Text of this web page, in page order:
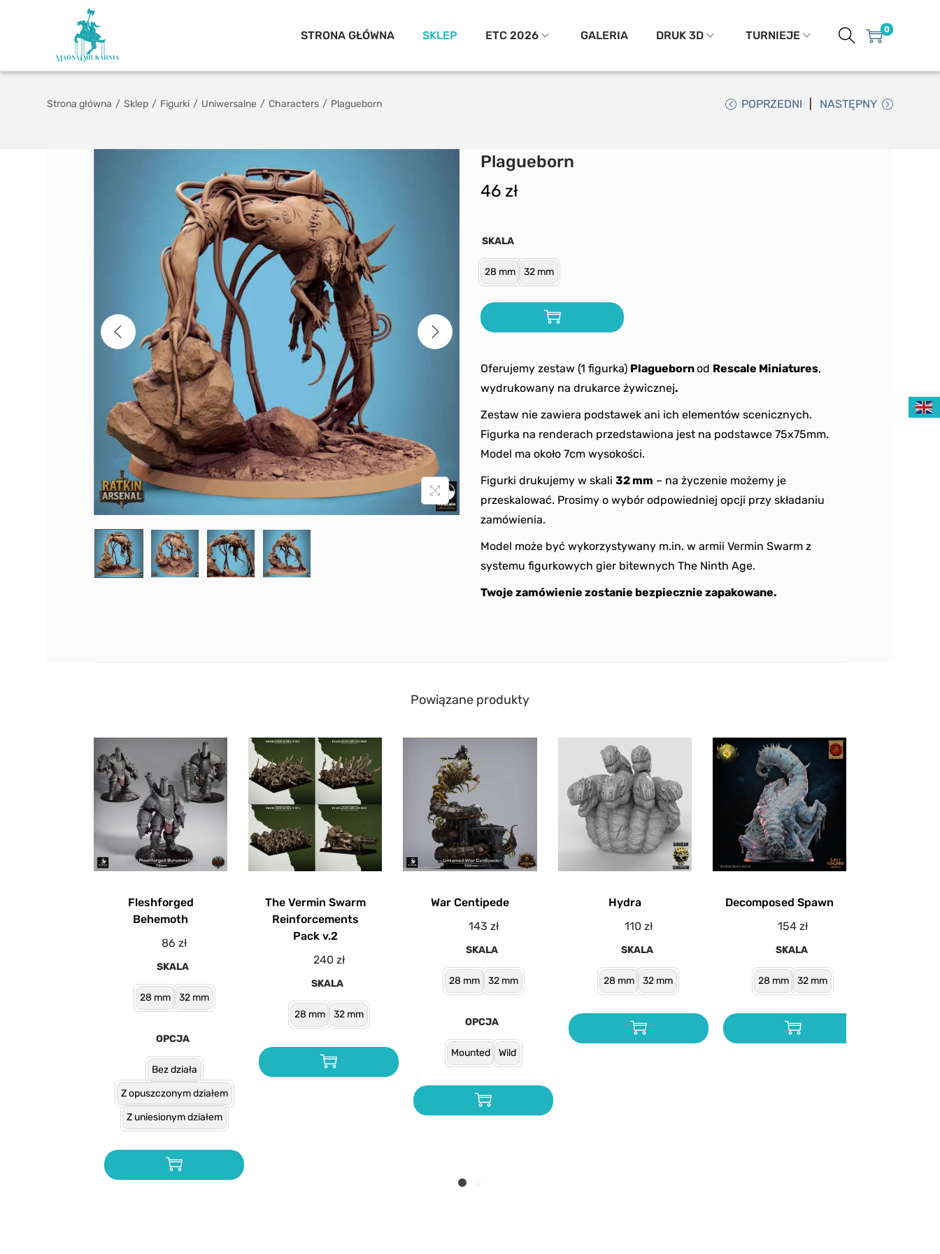
STRONA GŁÓWNA SKLEP ETC 2026 GALERIA DRUK 3D TURNIEJE 0
Strona główna / Sklep / Figurki / Uniwersalne / Characters / Plagueborn POPRZEDNI NASTĘPNY
Plagueborn
46 zł
Oferujemy zestaw (1 figurka) Plaguebornod Rescale Miniatures,
wydrukowany na drukarce żywicznej.
Zestaw nie zawiera podstawek ani ich elementów scenicznych.
Figurka na renderach przedstawiona jest na podstawce 75x75mm.
Model ma około 7cm wysokości.
Figurki drukujemy w skali 32 mm – na życzenie możemy je
przeskalować. Prosimy o wybór odpowiedniej opcji przy składaniu
zamówienia.
Model może być wykorzystywany m.in. w armii Vermin Swarm z
systemu figurkowych gier bitewnych The Ninth Age.
Twoje zamówienie zostanie bezpiecznie zapakowane.
SKALA
28 mm 32 mm
Powiązane produkty
Fleshforged
Behemoth
86zł
SKALA
28 mm 32 mm
OPCJA
Bez działa
Z opuszczonym działem
Z uniesionym działem
The Vermin Swarm
Reinforcements
Pack v.2
240 zł
SKALA
28 mm 32 mm
War Centipede
143 zł
SKALA
28 mm 32 mm
OPCJA
Mounted Wild
Hydra
110 zł
SKALA
28 mm 32 mm
Decomposed Spawn
154zł
SKALA
28 mm 32 mm